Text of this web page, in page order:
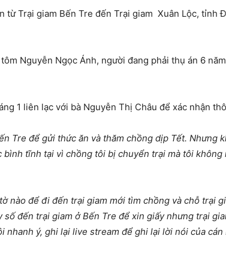
từ Trại giam Bến Tre đến Trại giam Xuân Lộc, tỉnh
Nguyễn Ngọc Ánh, người đang phải thụ án 6
1 liên lạc với bà Nguyễn Thị Châu để xác nhận
Tre để gửi thức ăn và thăm chồng dịp Tết.
tĩnh tại vì chồng tôi bị chuyển trại mà tôi
nào để đi đến trại giam mới tìm chồng và chỗ trại
đến trại giam ở Bến Tre để xin giấy nhưng trại
nhanh ý, ghi lại live stream để ghi lại lời nói của